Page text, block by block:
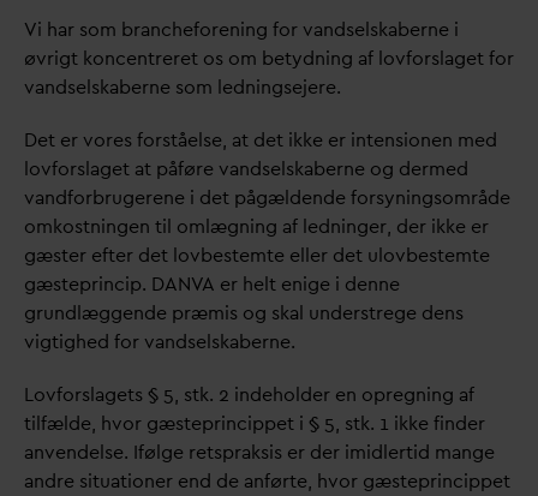
Vi har som brancheforening for vandselskaberne i
øvrigt koncentreret os om betydning af lovforslaget for
vandselskaberne som ledningsejere.
Det er vores forståelse, at det ikke er intensionen med
lovforslaget at påføre vandselskaberne og dermed
vandforbrugerene i det pågældende forsyningsområde
omkostningen til omlægning af ledninger, der ikke er
gæster efter det lovbestemte eller det ulovbestemte
gæsteprincip. DANVA er helt enige i denne
grundlæggende præmis og skal understrege dens
vigtighed for vandselskaberne.
Lovforslagets § 5, stk. 2 indeholder en opregning af
tilfælde, hvor gæsteprincippet i § 5, stk. 1 ikke finder
anvendelse. Ifølge retspraksis er der imidlertid mange
andre situationer end de anførte, hvor gæsteprincippet